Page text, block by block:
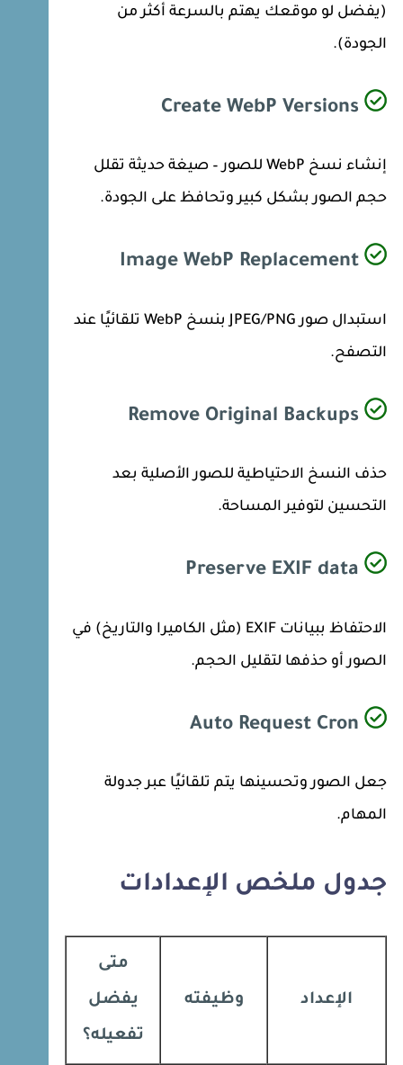
(يفضل لو موقعك يهتم بالسرعة أكثر من
الجودة).
إنشاء نسخ WebP للصور – صيغة حديثة تقلل
حجم الصور بشكل كبير وتحافظ على الجودة.
استبدال صور JPEG/PNG بنسخ WebP تلقائيًا عند
التصفح.
حذف النسخ الاحتياطية للصور الأصلية بعد
التحسين لتوفير المساحة.
الاحتفاظ ببيانات EXIF (مثل الكاميرا والتاريخ) في
الصور أو حذفها لتقليل الحجم.
جعل الصور وتحسينها يتم تلقائيًا عبر جدولة
المهام.
جدول ملخص الإعدادات
الإعداد وظيفته
متى
يفضل
تفعيله؟